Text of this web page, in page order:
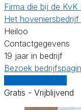
Firma die bij de
Het
Heiloo
Contactgegevens
19 jaar in bedrijf
Bezoek
Gratis - Vrijblijvend